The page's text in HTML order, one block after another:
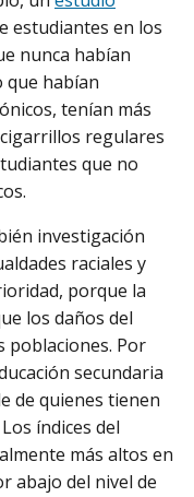
estudiantes en los
nunca habían
habían
tenían más
regulares
que no
investigación
raciales y
porque la
los daños del
poblaciones. Por
secundaria
de quienes tienen
índices del
más altos en
abajo del nivel de